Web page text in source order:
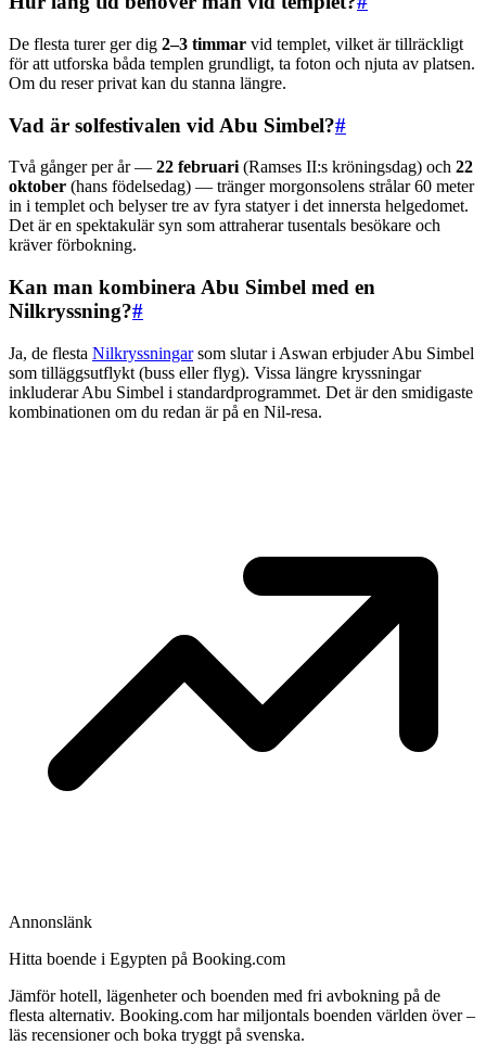
De flesta turer ger dig 2–3 timmar vid templet, vilket är tillräckligt
för att utforska båda templen grundligt, ta foton och njuta av platsen.
Om du reser privat kan du stanna längre.
Vad är solfestivalen vid Abu Simbel?#
Två gånger per år — 22 februari (Ramses II:s kröningsdag) och 22
oktober (hans födelsedag) — tränger morgonsolens strålar 60 meter
in i templet och belyser tre av fyra statyer i det innersta helgedomet.
Det är en spektakulär syn som attraherar tusentals besökare och
kräver förbokning.
Kan man kombinera Abu Simbel med en
Nilkryssning?#
Ja, de flesta Nilkryssningarsom slutar i Aswan erbjuder Abu Simbel
som tilläggsutflykt (buss eller flyg). Vissa längre kryssningar
inkluderar Abu Simbel i standardprogrammet. Det är den smidigaste
kombinationen om du redan är på en Nil-resa.
Annonslänk
Hitta boende i Egypten på Booking.com
Jämför hotell, lägenheter och boenden med fri avbokning på de
flesta alternativ. Booking.com har miljontals boenden världen över –
läs recensioner och boka tryggt på svenska.